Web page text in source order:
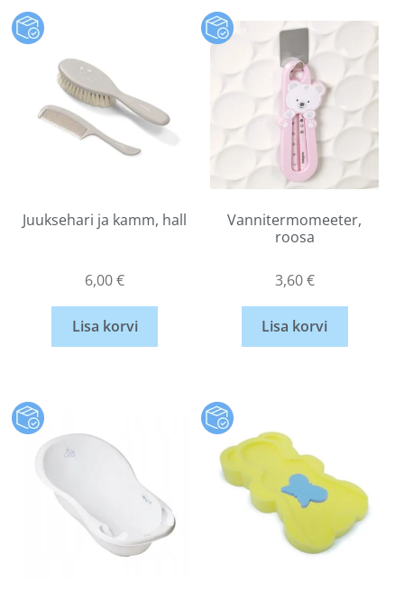
Juuksehari ja kamm, hall
6,00€
Lisa korvi
Vannitermomeeter,
roosa
3,60€
Lisa korvi